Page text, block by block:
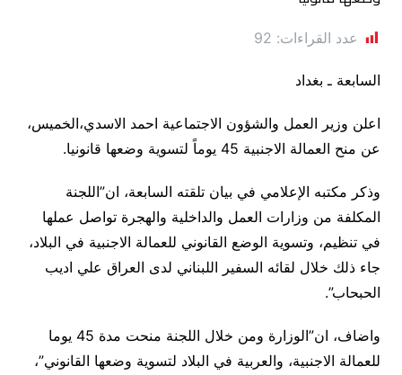
عدد القراءات: 92
السابعة ـ بغداد
اعلن وزير العمل والشؤون الاجتماعية احمد الاسدي،الخميس،
عن منح العمالة الاجنبية 45 يوماً لتسوية وضعها قانونيا.
وذكر مكتبه الإعلامي في بيان تلقته السابعة، ان”اللجنة
المكلفة من وزارات العمل والداخلية والهجرة تواصل عملها
في تنظيم، وتسوية الوضع القانوني للعمالة الاجنبية في البلاد،
جاء ذلك خلال لقائه السفير اللبناني لدى العراق علي اديب
الحبحاب”.
واضاف، ان”الوزارة ومن خلال اللجنة منحت مدة 45 يوما
للعمالة الاجنبية، والعربية في البلاد لتسوية وضعها القانوني”،